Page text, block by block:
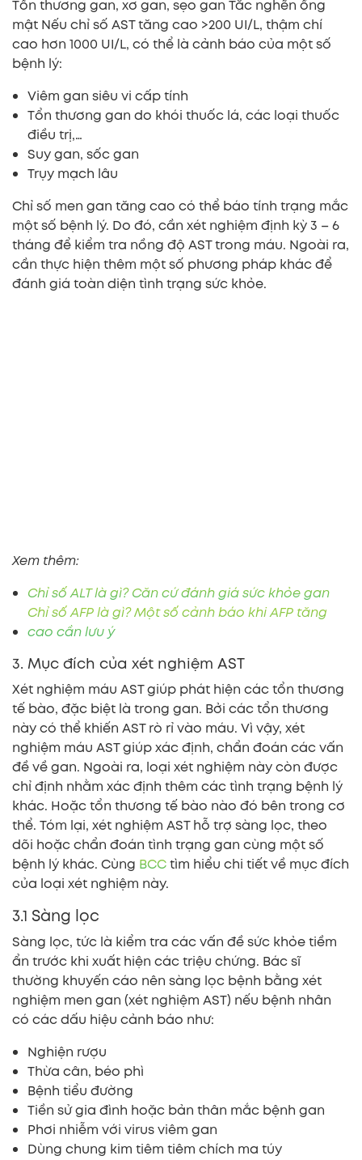
Tổn thương gan, xơ gan, sẹo gan Tắc nghẽn ống
mật Nếu chỉ số AST tăng cao >200 UI/L, thậm chí
cao hơn 1000 UI/L, có thể là cảnh báo của một số
bệnh lý:
Viêm gan siêu vi cấp tính
Tổn thương gan do khói thuốc lá, các loại thuốc
điều trị,…
Suy gan, sốc gan
Trụy mạch lâu
Chỉ số men gan tăng cao có thể báo tính trạng mắc
một số bệnh lý. Do đó, cần xét nghiệm định kỳ 3 – 6
tháng để kiểm tra nồng độ AST trong máu. Ngoài ra,
cần thực hiện thêm một số phương pháp khác để
đánh giá toàn diện tình trạng sức khỏe.
Xem thêm:
Chỉ số ALT là gì? Căn cứ đánh giá sức khỏe gan
Chỉ số AFP là gì? Một số cảnh báo khi AFP tăng
cao cần lưu ý
3. Mục đích của xét nghiệm AST
Xét nghiệm máu AST giúp phát hiện các tổn thương
tế bào, đặc biệt là trong gan. Bởi các tổn thương
này có thể khiến AST rò rỉ vào máu. Vì vậy, xét
nghiệm máu AST giúp xác định, chẩn đoán các vấn
đề về gan. Ngoài ra, loại xét nghiệm này còn được
chỉ định nhằm xác định thêm các tình trạng bệnh lý
khác. Hoặc tổn thương tế bào nào đó bên trong cơ
thể. Tóm lại, xét nghiệm AST hỗ trợ sàng lọc, theo
dõi hoặc chẩn đoán tình trạng gan cùng một số
bệnh lý khác. Cùng BCCtìm hiểu chi tiết về mục đích
của loại xét nghiệm này.
3.1 Sàng lọc
Sàng lọc, tức là kiểm tra các vấn đề sức khỏe tiềm
ẩn trước khi xuất hiện các triệu chứng. Bác sĩ
thường khuyến cáo nên sàng lọc bệnh bằng xét
nghiệm men gan (xét nghiệm AST) nếu bệnh nhân
có các dấu hiệu cảnh báo như:
Nghiện rượu
Thừa cân, béo phì
Bệnh tiểu đường
Tiền sử gia đình hoặc bản thân mắc bệnh gan
Phơi nhiễm với virus viêm gan
Dùng chung kim tiêm tiêm chích ma túy